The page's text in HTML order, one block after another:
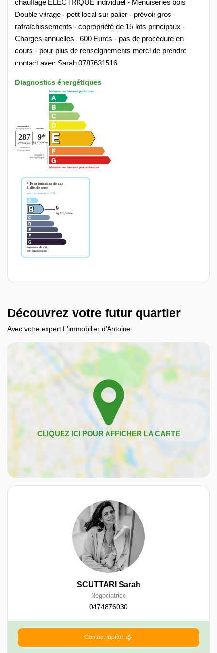
chauffage ELECTRIQUE individuel - Menuiseries bois
Double vitrage - petit local sur palier - prévoir gros
rafraîchissements - copropriété de 15 lots principaux -
Charges annuelles : 600 Euros - pas de procédure en
cours - pour plus de renseignements merci de prendre
contact avec Sarah 0787631516
Diagnostics énergétiques
Découvrez votre futur quartier
Avec votre expert L'immobilier d'Antoine
SCUTTARI Sarah
Négociatrice
0474876030
Contact rapide